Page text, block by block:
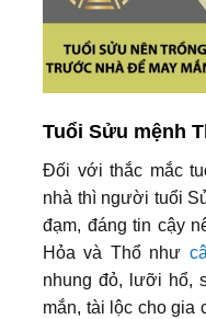
Tuổi Sửu mệnh
Đối với thắc mắc
nhà thì người tuổi
đạm, đáng tin cậy
Hỏa và Thổ như
nhung đỏ, lưỡi hổ,
mắn, tài lộc cho gia